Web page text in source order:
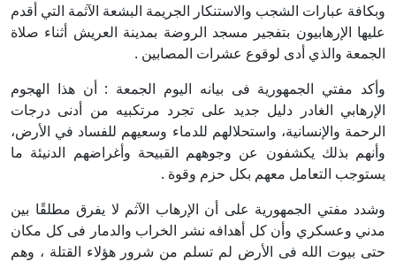
وبكافة عبارات الشجب والاستنكار الجريمة البشعة الآثمة التي أقدم
عليها الإرهابيون بتفجير مسجد الروضة بمدينة العريش أثناء صلاة
الجمعة والذي أدى لوقوع عشرات المصابين .
وأكد مفتي الجمهورية فى بيانه اليوم الجمعة : أن هذا الهجوم
الإرهابي الغادر دليل جديد على تجرد مرتكبيه من أدنى درجات
الرحمة والإنسانية، واستحلالهم للدماء وسعيهم للفساد في الأرض،
وأنهم بذلك يكشفون عن وجوههم القبيحة وأغراضهم الدنيئة ما
يستوجب التعامل معهم بكل حزم وقوة .
وشدد مفتي الجمهورية على أن الإرهاب الآثم لا يفرق مطلقًا بين
مدني وعسكري وأن كل أهدافه نشر الخراب والدمار فى كل مكان
حتى بيوت الله فى الأرض لم تسلم من شرور هؤلاء القتلة ، وهم